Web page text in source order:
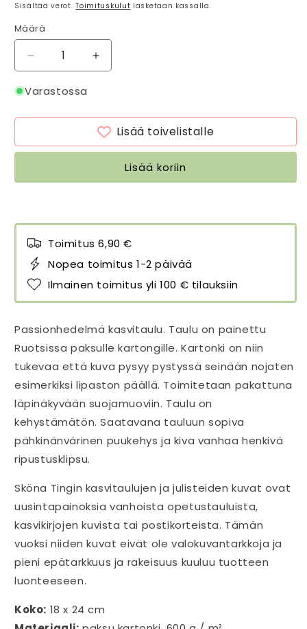
Sisältää verot.Toimituskulut lasketaan kassalla.
Määrä
Määrä
Vähennä
tuotteen
Kasvitaulu
-
grandiflora
määrää
Lisää
tuotteen
-
Passiflora
grandiflora
määrää
Varastossa
Lisää toivelistalle
Lisää koriin
Toimitus 6,90 €
Nopea toimitus 1-2 päivää
Ilmainen toimitus yli 100 € tilauksiin
Passionhedelmä kasvitaulu. Taulu on painettu
Ruotsissa paksulle kartongille. Kartonki on niin
tukevaa että kuva pysyy pystyssä seinään nojaten
esimerkiksi lipaston päällä. Toimitetaan pakattuna
läpinäkyvään suojamuoviin. Taulu on
kehystämätön. Saatavana tauluun sopiva
pähkinänvärinen puukehys ja kiva vanhaa henkivä
ripustusklipsu.
Sköna Tingin kasvitaulujen ja julisteiden kuvat ovat
uusintapainoksia vanhoista opetustauluista,
kasvikirjojen kuvista tai postikorteista. Tämän
vuoksi niiden kuvat eivät ole valokuvantarkkoja ja
pieni epätarkkuus ja rakeisuus kuuluu tuotteen
luonteeseen.
Koko: 18 x 24 cm